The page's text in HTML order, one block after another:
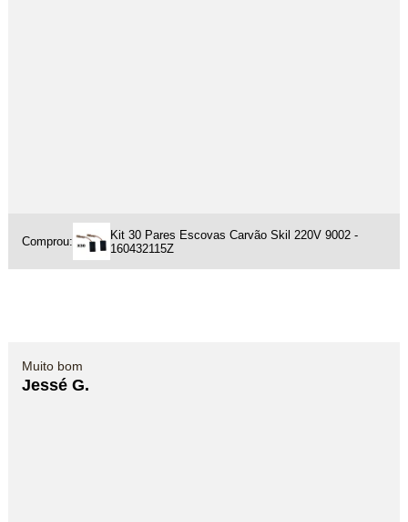
Comprou:
Kit 30 Pares Escovas Carvão Skil 220V 9002 -
160432115Z
Muito bom
Jessé G.